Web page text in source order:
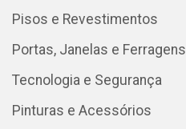
Pisos e Revestimentos
Portas, Janelas e Ferragens
Tecnologia e Segurança
Pinturas e Acessórios